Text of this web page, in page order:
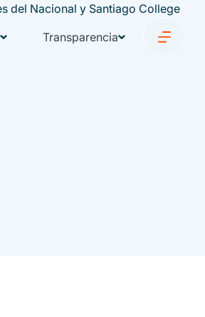
Transparencia